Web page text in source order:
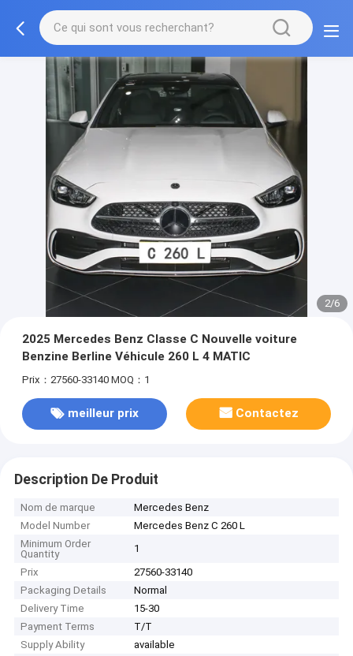
2/6
2025 Mercedes Benz Classe C Nouvelle voiture
Benzine Berline Véhicule 260 L 4 MATIC
Prix：27560-33140 MOQ：1
meilleur prix Contactez
Description De Produit
Nom de marque
Mercedes Benz
Model Number
Mercedes Benz C 260 L
Minimum Order
Quantity
1
Prix
27560-33140
Packaging Details
Normal
Delivery Time
15-30
Payment Terms
T/T
Supply Ability
​available